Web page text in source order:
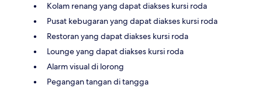
Kolam renang yang dapat diakses kursi roda
Pusat kebugaran yang dapat diakses kursi roda
Restoran yang dapat diakses kursi roda
Lounge yang dapat diakses kursi roda
Alarm visual di lorong
Pegangan tangan di tangga